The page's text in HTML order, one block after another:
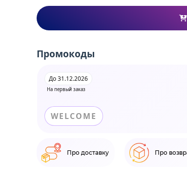
Промокоды
На первый заказ
До 31.12.2026
WELCOME
Про доставку Про